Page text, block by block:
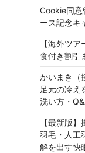
Cookie同意
ース記念キ
【海外ツ
食付き割引
かいまき（
足元の冷え
洗い方・
【最新版
羽毛・人工
解を出す快